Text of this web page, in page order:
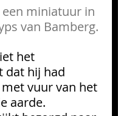
een miniatuur in
van Bamberg.
het
dat hij had
vuur van het
aarde.